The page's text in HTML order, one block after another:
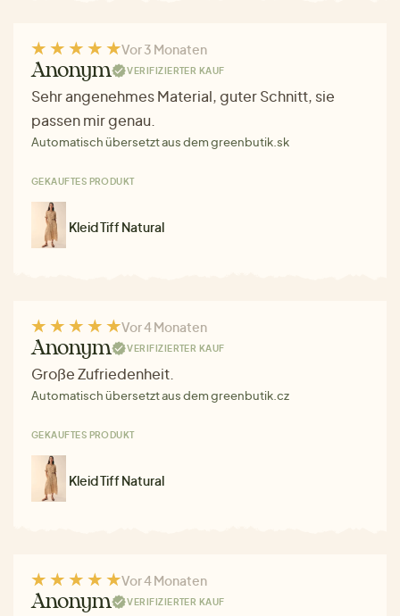
Vor 3 Monaten
Anonym VERIFIZIERTER KAUF
Sehr angenehmes Material, guter Schnitt, sie
passen mir genau.
Automatisch übersetzt aus dem greenbutik.sk
GEKAUFTES PRODUKT
Kleid Tiff Natural
Vor 4 Monaten
Anonym VERIFIZIERTER KAUF
Große Zufriedenheit.
Automatisch übersetzt aus dem greenbutik.cz
GEKAUFTES PRODUKT
Kleid Tiff Natural
Vor 4 Monaten
Anonym VERIFIZIERTER KAUF